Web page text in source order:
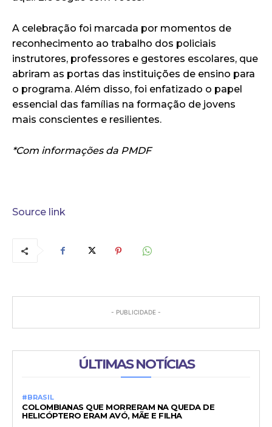
A celebração foi marcada por momentos de
reconhecimento ao trabalho dos policiais
instrutores, professores e gestores escolares, que
abriram as portas das instituições de ensino para
o programa. Além disso, foi enfatizado o papel
essencial das famílias na formação de jovens
mais conscientes e resilientes.
*Com informações da PMDF
Source link
- PUBLICIDADE -
ÚLTIMAS NOTÍCIAS
#BRASIL
COLOMBIANAS QUE MORRERAM NA QUEDA DE
HELICÓPTERO ERAM AVÓ, MÃE E FILHA